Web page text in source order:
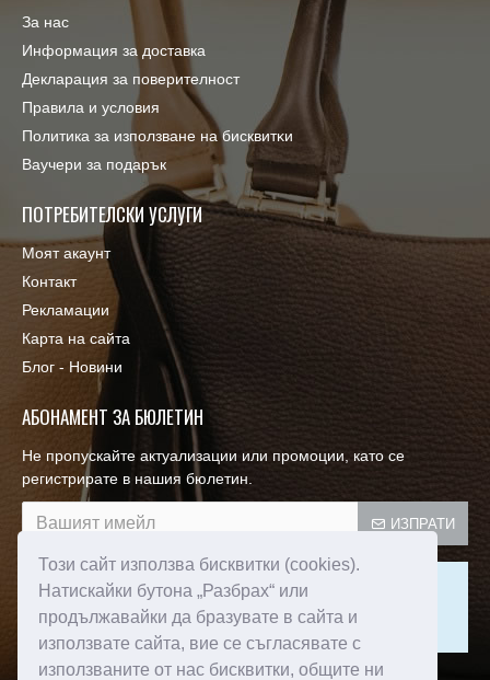
Този сайт използва бисквитки (cookies).
Натискайки бутона „Разбрах“ или
продължавайки да бразувате в сайта и
използвате сайта, вие се съгласявате с
използваните от нас бисквитки, общите ни
За нас
Информация за доставка
Декларация за поверителност
Правила и условия
Πoлитика зa изпoлзвaнe нa бисквитĸи
Ваучери за подарък
ПОТРЕБИТЕЛСКИ УСЛУГИ
Моят акаунт
Контакт
Рекламации
Карта на сайта
Блог - Новини
АБОНАМЕНТ ЗА БЮЛЕТИН
Не пропускайте актуализации или промоции, като се
регистрирате в нашия бюлетин.
ИЗПРАТИ
Този сайт е защитен от reCAPTCHA и се прилагат
Политиката за поверителност
Условията за ползване
на Google.